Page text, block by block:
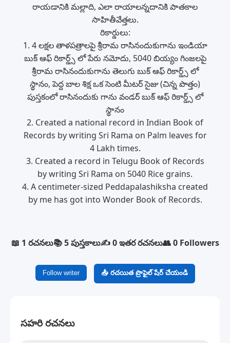
రాయడానికి మల్లాది, ఎలా రాయాలన్నదానికి పాతకాల
సాహితీవేత్తలు.
రికార్డులు:
1. 4 లక్షల తాళపత్రాలపై శ్రీరామ రాసినందుకుగాను ఇండియా
బుక్ ఆఫ్ రికార్డ్స్ లో పేరు నమోదు, 5040 బియ్యం గింజలపై
శ్రీరామ రాసినందుకుగాను తెలుగు బుక్ ఆఫ్ రికార్డ్స్ లో
స్థానం, పెద్ద బాల శిక్ష ఒక సెంటి మీటర్ సైజు (చిన్న పొత్తం)
పుస్తకంలో రాసినందుకు గాను వండర్ బుక్ ఆఫ్ రికార్డ్స్ లో
స్థానం
2. Created a national record in Indian Book of
Records by writing Sri Rama on Palm leaves for
4 Lakh times.
3. Created a record in Telugu Book of Records
by writing Sri Rama on 5040 Rice grains.
4. A centimeter-sized Peddapalashiksha created
by me has got into Wonder Book of Records.
📖 1 రచనలు📚 5 పుస్తకాలు✍️ 0 ఇతర రచనలు👥 0 Followers
Follow writer 📤 రచయిత ప్రొఫైల్ షేర్ చేయండి
సహరి రచనలు